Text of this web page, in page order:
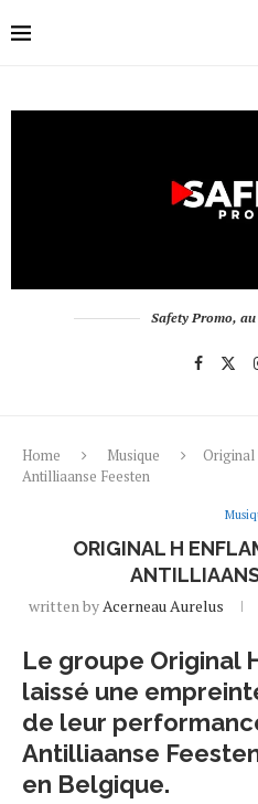
Safety Promo,
Home Musique
Antilliaanse Feesten
ORIGINAL H
written byAcerneau Aurelus
Le groupe Original
laissé une
de leur
Antilliaanse
en Belgique.